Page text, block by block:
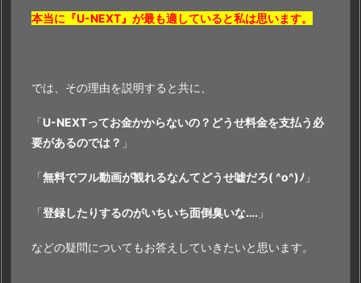
本当に『U-NEXT』が最も適していると私は思います。
では、その理由を説明すると共に、
「U-NEXTってお金かからないの？どうせ料金を支払う必
要があるのでは？ 」
「 無料でフル動画が観れるなんてどうせ嘘だろ( ^o^)ﾉ 」
「登録したりするのがいちいち面倒臭いな…. 」
などの疑問についてもお答えしていきたいと思います。